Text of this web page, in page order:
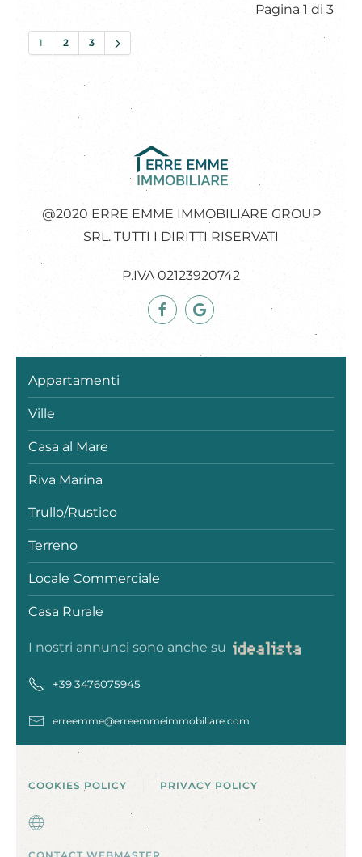
Pagina 1 di 3
1 2 3
@2020 ERRE EMME IMMOBILIARE GROUP
SRL. TUTTI I DIRITTI RISERVATI
P.IVA 02123920742
Appartamenti
Ville
Casa al Mare
Riva Marina
Trullo/Rustico
Terreno
Locale Commerciale
Casa Rurale
I nostri annunci sono anche su
+393476075945
erreemme@erreemmeimmobiliare.com
COOKIES POLICY PRIVACY POLICY